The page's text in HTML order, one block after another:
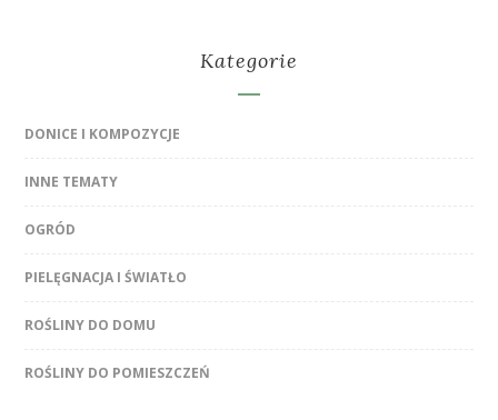
Kategorie
DONICE I KOMPOZYCJE
INNE TEMATY
OGRÓD
PIELĘGNACJA I ŚWIATŁO
ROŚLINY DO DOMU
ROŚLINY DO POMIESZCZEŃ